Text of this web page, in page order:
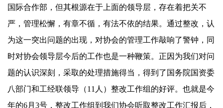
国际合作部，但其根源在于上面的领导层，存在着把关不
严，管理松懈，有章不循，有法不依的结果。通过整改，认
为这一突出问题的出现，对协会的管理工作敲响了警钟，同
时对协会领导层今后的工作也是一种鞭策。正因为我们对问
题的认识深刻，采取的处理措施得当，得到了国务院国资委
八部门和工经联领导（11 人）整改工作组的好评。也就是今
年的6月 3号，整改工作组到我们协会听取整改工作汇报后，